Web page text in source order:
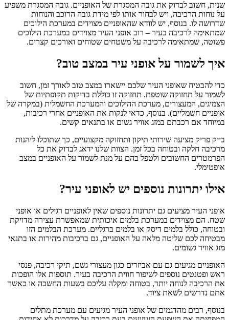
שנית, חשוב לבדוק את גובה המסגרת של האופניים. גובה המסגרת משפיע
על נוחות הרכיבה, ויש לבחור אותו לפי מידת גובה הרוכב והנוחות
שדרושה לו. בנוסף, יש לוודא שהאופניים מצוידים במערכת הילוכים
שמתאימה לרכיבה בעיר – רוב אופני העיר מצוידים במערכת הילוכים
פשוטה, שמתאימה לרכיבה על משטחים שטוחים ואורכים קצרים.
איך לשמור על אופני עיר במצב טוב?
כדי להבטיח שאופני העיר שלכם יישארו במצב טוב לאורך זמן, חשוב
לשמור על תחזוקה שוטפת. תחזוקה זו כוללת בדיקות תקופתיות של
הצמיגים, המעצורים, מערכת ההילוכים והמערכת החשמלית (במקרה של
אופניים חשמליים). בנוסף, כדאי לנקות את האופניים אחרי רכיבות,
במיוחד אם רכבתם במזג אוויר גשום או בתנאים קשים.
בייק פריק מציעה שירותי תיקון ותחזוקה מקצועיים, כך שתוכלו ליהנות
מרכיבה חלקה ובטוחה בכל זמן. הצוות שלנו ידאג לבדוק את כל
הפרמטרים החשובים ולטפל בהם על מנת לשמור על האופניים במצב
אופטימלי.
אילו יתרונות נוספים יש לאופני עיר?
אופני העיר מציעים גם יתרונות נוספים שאין לאופניים רגילים או אופני
שטח. הם מצוידים במערכת בלמים איכותית שמאפשרת עצירה מדויקת
ובטוחה, כולל בלמים דיסק או בלמים ברגליים. מערכת הבלמים הזו
מבטיחה לכם שליטה מלאה על האופניים, גם ברכיבות מהירות או בתנאי
מזג אוויר גשומים.
האופניים מגיעים גם עם אביזרים כגון מעצורי גשם, תיקי רכיבה, פנסי
ראש ופטנטים נוספים לשיפור חווית הרכיבה בעיר. תוספות אלו הופכות
את הרכיבה לנוחה יותר, בטוחה ומקלה עליכם בשעות החשכה או כאשר
אתם נדרשים לשאת ציוד.
בנוסף, רבים מהדגמים של אופני העיר מגיעים עם מערכת מתלים